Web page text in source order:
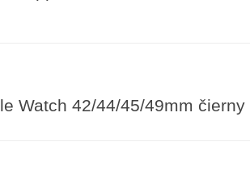
Watch 42/44/45/49mm čierny